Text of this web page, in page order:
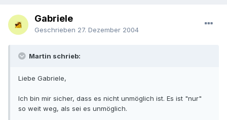
Gabriele
Geschrieben 27. Dezember 2004
Martin schrieb:
Liebe Gabriele,
Ich bin mir sicher, dass es nicht unmöglich ist. Es ist "nur"
so weit weg, als sei es unmöglich.